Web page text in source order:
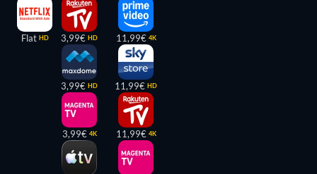
Flat HD 3,99€ HD
3,99€ HD
3,99€ 4K
11,99€ 4K
11,99€ HD
11,99€ 4K